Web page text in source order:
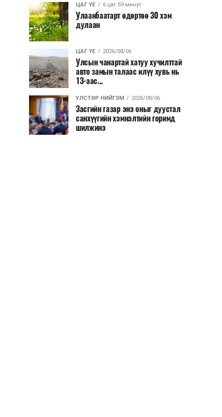
ЦАГ ҮЕ 6 цаг 59 минут
Улаанбаатарт өдөртөө 30 хэм
дулаан
ЦАГ ҮЕ 2026/08/06
Улсын чанартай хатуу хучилттай
авто замын талаас илүү хувь нь
13-аас...
УЛСТӨР НИЙГЭМ 2026/08/06
Засгийн газар энэ оныг дуустал
санхүүгийн хэмнэлтийн горимд
шилжинэ